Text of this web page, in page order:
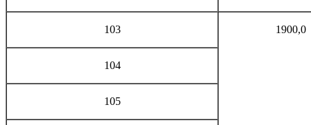
103 1900,0
104
105